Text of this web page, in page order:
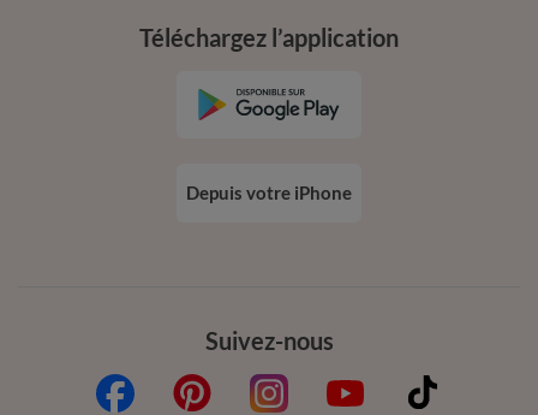
Suivez-nous
Téléchargez l’application
Depuis votre iPhone